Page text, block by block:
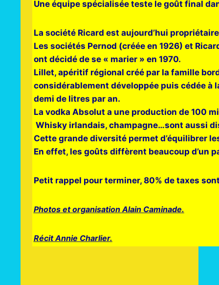
Une équipe spécialisée teste le goût final
La société Ricard est aujourd’hui
Les sociétés Pernod (créée en 1926) et
ont décidé de se « marier » en 1970.
Lillet, apéritif régional créé par la famille
considérablement développée puis cédée à
demi de litres par an.
La vodka Absolut a une production de 100
Whisky irlandais, champagne…sont aussi
Cette grande diversité permet d’équilibrer
En effet, les goûts diffèrent beaucoup d’un
Petit rappel pour terminer, 80% de taxes
Photos et organisation Alain Caminade.
Récit Annie Charlier.